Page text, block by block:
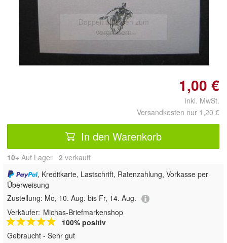
Doppelt antippen zum
vergrößern
1,00 €
inkl. MwSt.
Versandkosten nur 1,20 €
In den Warenkorb
10+ Auf Lager 2 verkauft
, Kreditkarte, Lastschrift, Ratenzahlung, Vorkasse per
Überweisung
Zustellung: Mo, 10. Aug. bis Fr, 14. Aug.
Verkäufer: Michas-Briefmarkenshop
100% positiv
Gebraucht - Sehr gut